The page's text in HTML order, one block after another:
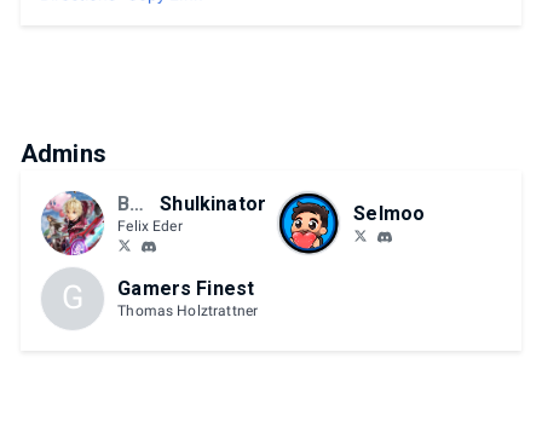
Admins
BCM Shulkinator
Felix Eder
Selmoo
G Gamers Finest
Thomas Holztrattner